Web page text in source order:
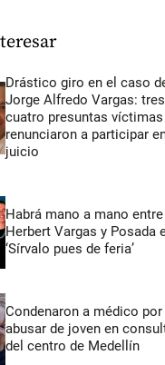
Drástico giro en el caso
Jorge Alfredo Vargas:
cuatro presuntas víctimas
renunciaron a participar
juicio
Habrá mano a mano entre
Herbert Vargas y Posada
‘Sírvalo pues de feria’
Condenaron a médico por
abusar de joven en
del centro de Medellín